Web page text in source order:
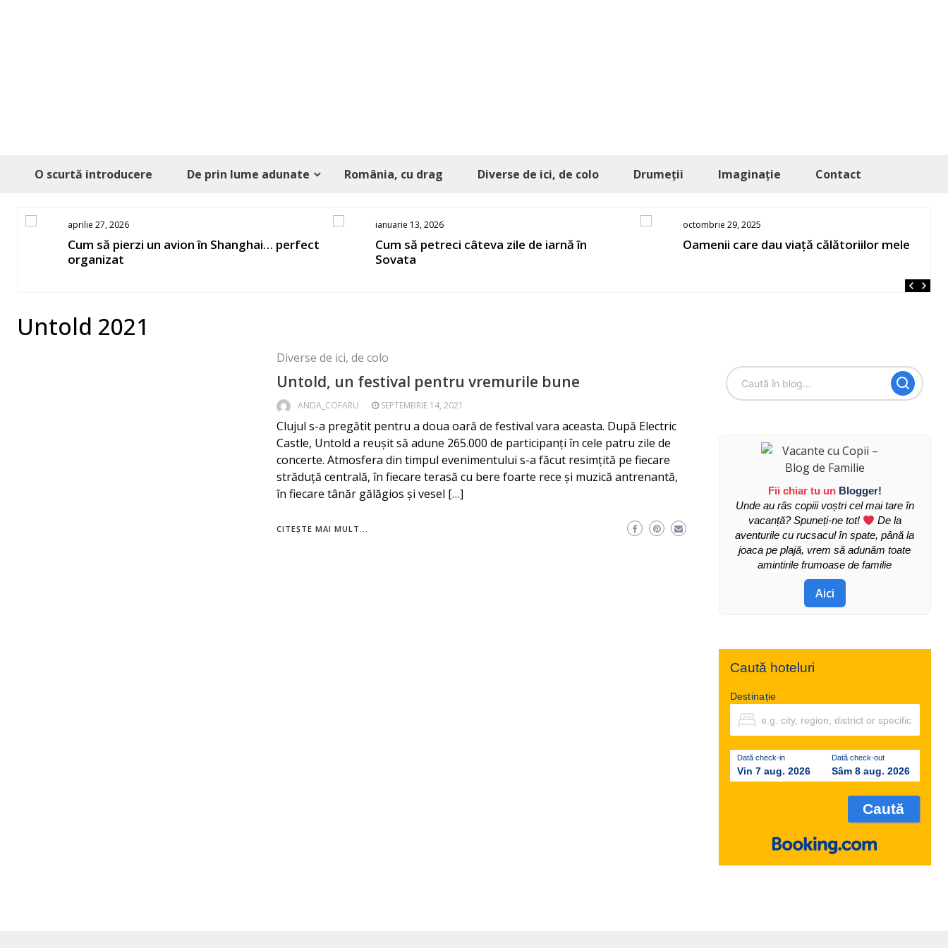
O scurtă introducere De prin lume adunate România, cu drag Diverse de ici, de colo Drumeții Imaginație Contact
aprilie 27, 2026
Cum să pierzi un avion în Shanghai… perfect
organizat
ianuarie 13, 2026
Cum să petreci câteva zile de iarnă în
Sovata
octombrie 29, 2025
Oamenii care dau viață călătoriilor mele
Untold 2021
Diverse de ici, de colo
Untold, un festival pentru vremurile bune
ANDA_COFARU SEPTEMBRIE 14, 2021
Clujul s-a pregătit pentru a doua oară de festival vara aceasta. După Electric
Castle, Untold a reușit să adune 265.000 de participanți în cele patru zile de
concerte. Atmosfera din timpul evenimentului s-a făcut resimțită pe fiecare
străduță centrală, în fiecare terasă cu bere foarte rece și muzică antrenantă,
în fiecare tânăr gălăgios și vesel […]
CITEȘTE MAI MULT...
Fii chiar tu un Blogger!
Unde au râs copiii voștri cel mai tare în
vacanță? Spuneți-ne tot!
De la
aventurile cu rucsacul în spate, până la
joaca pe plajă, vrem să adunăm toate
amintirile frumoase de familie
Aici
Caută hoteluri
Destinație
Dată check-in
Vin 7 aug. 2026
Dată check-out
Sâm 8 aug. 2026